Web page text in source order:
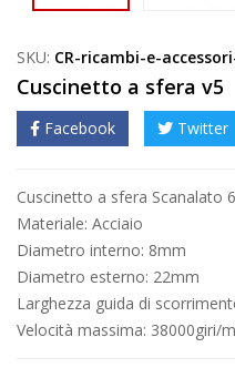
SKU: CR-ricambi-e-
Cuscinetto a sfera v5
Facebook Twitter
Cuscinetto a sfera Scanalato
Materiale: Acciaio
Diametro interno: 8mm
Diametro esterno: 22mm
Larghezza guida di
Velocità massima: 38000giri/